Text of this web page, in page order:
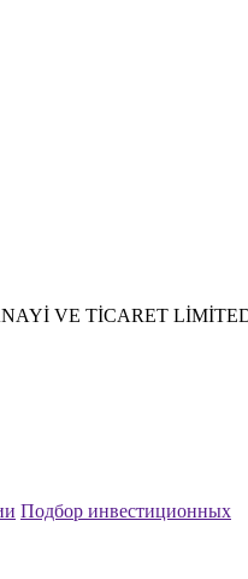
VE TİCARET
Подбор инвестиционных